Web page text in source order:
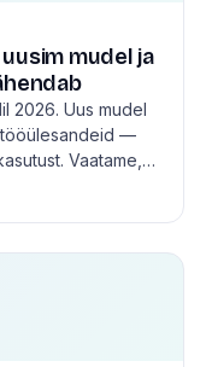
uusim mudel ja
2026. Uus mudel
tööülesandeid —
Vaatame,…